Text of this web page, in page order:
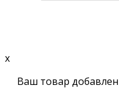
x
Ваш товар